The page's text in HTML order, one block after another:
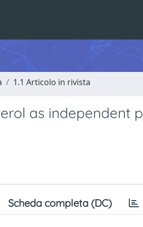
1.1 Articolo in rivista
as independent
Scheda completa (DC)